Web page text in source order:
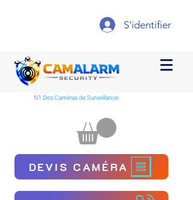
S'identifier
N1 Des Caméras de Surveillance
DEVIS CAMÉRA